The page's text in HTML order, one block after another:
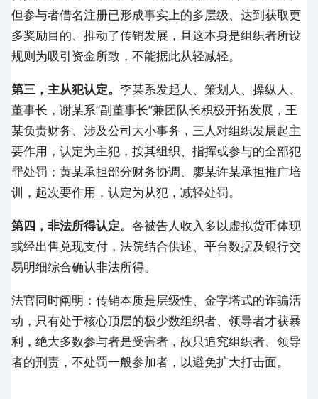
但参与者借名注册已形成事实上的多层级、达到获取更
多奖励目的、推动了传销发展，且这本身是组织者所设
规则为吸引资金所致，不能据此从轻减轻。
第三，主从犯认定。 李某系发起人、策划人、操纵人、
董事长，谢某系”副董事长”兼团队长积极开拓发展，王
某负责财务、涉及公司大小事务，三人对组织发展起主
要作用，认定为主犯，按其组织、指挥或参与的全部犯
罪处罚；黄某承担部分财务协调、廖某许某承担推广培
训，起次要作用，认定为从犯，减轻处罚。
第四，非法所得认定。 各被告人收入多以虚拟货币体现
或经出售兑现支付，法院结合供述、平台数据及银行交
易明细综合确认非法所得。
法官同时阐明：传销本质是层级性、金字塔式的诈骗活
动，只有处于核心顶层的极少数组织者、领导者才获暴
利，绝大多数参与者是受害者，故只追究组织者、领导
者的刑责，不处罚一般参加者，以避免扩大打击面。